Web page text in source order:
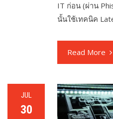
IT ก่อน (ผ่าน
นั้นใช้เทคนิค
Read More
JUL
30